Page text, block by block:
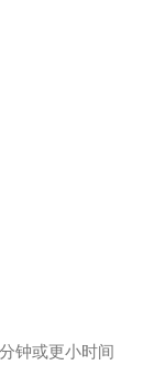
钟或更小时间